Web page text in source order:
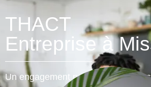
THACT
Entreprise à
Un engagement pour un Impact